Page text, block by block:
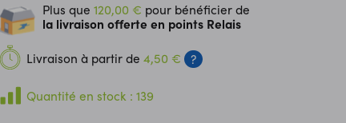
Plus que120,00 € pour bénéficier de
la livraison offerte en points Relais
Livraison à partir de4,50 € ?
Quantité en stock : 139